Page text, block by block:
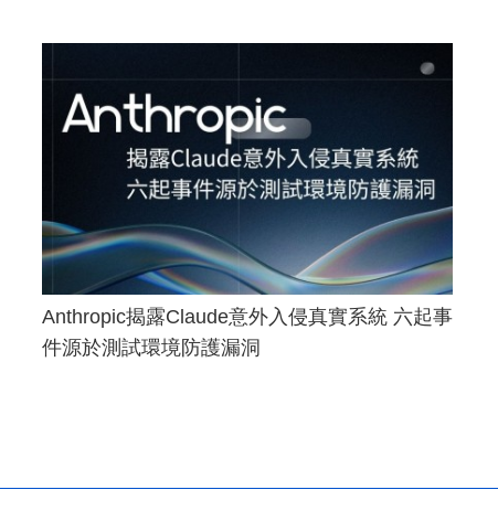
Anthropic揭露Claude意外入侵真實系統 六起事
件源於測試環境防護漏洞